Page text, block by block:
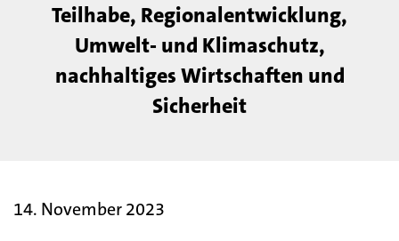
Teilhabe, Regionalentwicklung,
Umwelt- und Klimaschutz,
nachhaltiges Wirtschaften und
Sicherheit
14. November 2023